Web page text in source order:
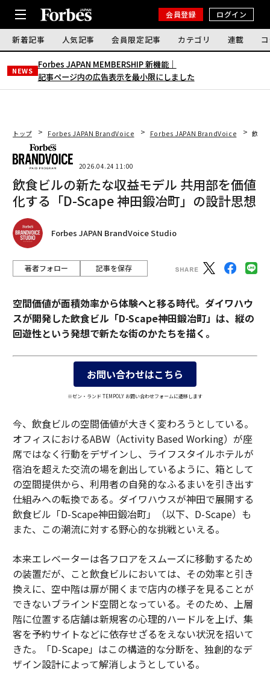
会員登録 ログイン
新着記事 人気記事 会員限定記事 カテゴリ 連載
NEWS
Forbes JAPAN MEMBERSHIP 新機能｜
記事ページ内の広告表示を最小限にしました
トップ Forbes JAPAN BrandVoice Forbes JAPAN BrandVoice 飲食
2026.04.24 11:00
飲食ビルの新たな収益モデル 共用部を価値
化する「D-Scape 神田鍛冶町」の設計思想
Forbes JAPAN BrandVoice Studio
著者フォロー 記事を保存
空間価値が面積効率から体験へと移る時代。ダイワハウ
スが開発した飲食ビル「D-Scape神田鍛冶町」は、縦の
回遊性という発想で新たな街のかたちを描く。
お問い合わせはこちら
※ゼン・ランド TEMPOLY お問い合わせフォームに遷移します
今、飲食ビルの空間価値が大きく変わろうとしている。
オフィスにおけるABW（Activity Based Working）が座
席ではなく行動をデザインし、ライフスタイルホテルが
宿泊を超えた交流の場を創出しているように、箱として
の空間提供から、利用者の自発的なふるまいを引き出す
仕組みへの転換である。ダイワハウスが神田で展開する
飲食ビル「D-Scape神田鍛冶町」（以下、D-Scape）も
また、この潮流に対する野心的な挑戦といえる。
本来エレベーターは各フロアをスムーズに移動するため
の装置だが、こと飲食ビルにおいては、その効率と引き
換えに、空中階は扉が開くまで店内の様子を見ることが
できないブラインド空間となっている。そのため、上層
階に位置する店舗は新規客の心理的ハードルを上げ、集
客を予約サイトなどに依存せざるをえない状況を招いて
きた。「D-Scape」はこの構造的な分断を、独創的なデ
ザイン設計によって解消しようとしている。